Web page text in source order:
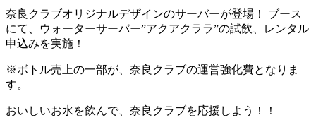
奈良クラブオリジナルデザインのサーバーが登場！ ブース
にて、ウォーターサーバー”アクアクララ”の試飲、レンタル
申込みを実施！
※ボトル売上の一部が、奈良クラブの運営強化費となりま
す。
おいしいお水を飲んで、奈良クラブを応援しよう！！